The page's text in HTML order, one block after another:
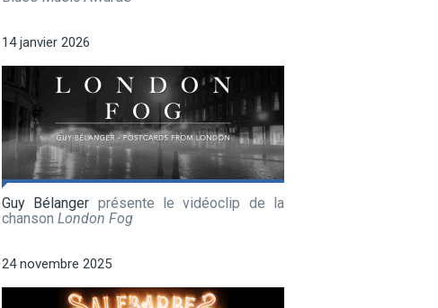
14 janvier 2026
Guy Bélanger présente le vidéoclip de la
chanson London Fog
24 novembre 2025